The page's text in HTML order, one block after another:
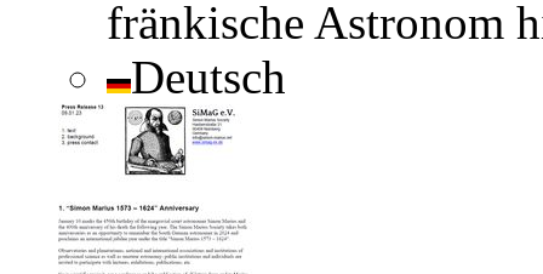
fränkische Astronom
Deutsch